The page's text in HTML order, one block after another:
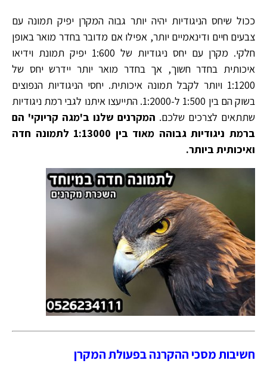
ככול שיחס הניגודיות יהיה יותר גבוה המקרן יפיק תמונה עם
צבעים חיים ודינאמיים יותר, אפילו אם מדובר בחדר מואר באופן
חלקי. מקרן עם יחס ניגודיות של 1:600 יפיק תמונת וידיאו
איכותית בחדר חשוך, אך בחדר מואר יותר יידרש יחס של
1:1200 ויותר לקבל תמונה איכותית. יחסי הניגודיות הנפוצים
בשוק הם בין 1:500 ל-1:2000. התייעצו איתנו לגבי רמת ניגודיות
שתתאים לצרכים שלכם. המקרנים שלנו ב'מגה קריוקי' הם
ברמת ניגודיות גבוהה מאוד בין 1:13000 לתמונה חדה
ואיכותית ביותר.
חשיבות מסכי ההקרנה בפעולת המקרן